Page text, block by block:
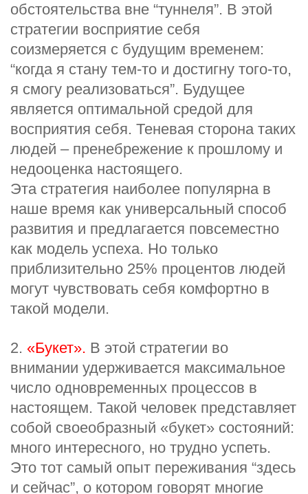
обстоятельства вне “туннеля”. В этой
стратегии восприятие себя
соизмеряется с будущим временем:
“когда я стану тем-то и достигну того-то,
я смогу реализоваться”. Будущее
является оптимальной средой для
восприятия себя. Теневая сторона таких
людей – пренебрежение к прошлому и
недооценка настоящего.
Эта стратегия наиболее популярна в
наше время как универсальный способ
развития и предлагается повсеместно
как модель успеха. Но только
приблизительно 25% процентов людей
могут чувствовать себя комфортно в
такой модели.
2. «Букет». В этой стратегии во
внимании удерживается максимальное
число одновременных процессов в
настоящем. Такой человек представляет
собой своеобразный «букет» состояний:
много интересного, но трудно успеть.
Это тот самый опыт переживания “здесь
и сейчас”, о котором говорят многие